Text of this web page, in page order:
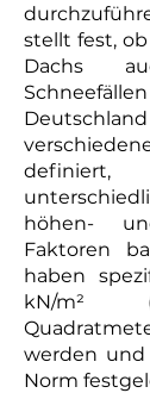
stellt fest,
Dachs
höhen-
Faktoren
haben
kN/m²
werden und
Norm